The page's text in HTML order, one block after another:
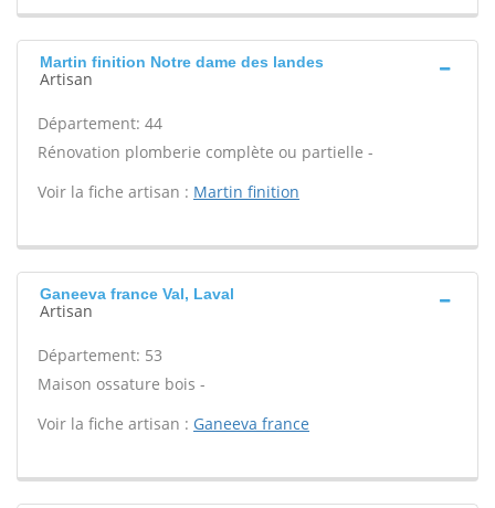
Martin finition Notre dame des landes
Artisan
Département: 44
Rénovation plomberie complète ou partielle -
Voir la fiche artisan : Martin finition
Ganeeva france Val, Laval
Artisan
Département: 53
Maison ossature bois -
Voir la fiche artisan : Ganeeva france